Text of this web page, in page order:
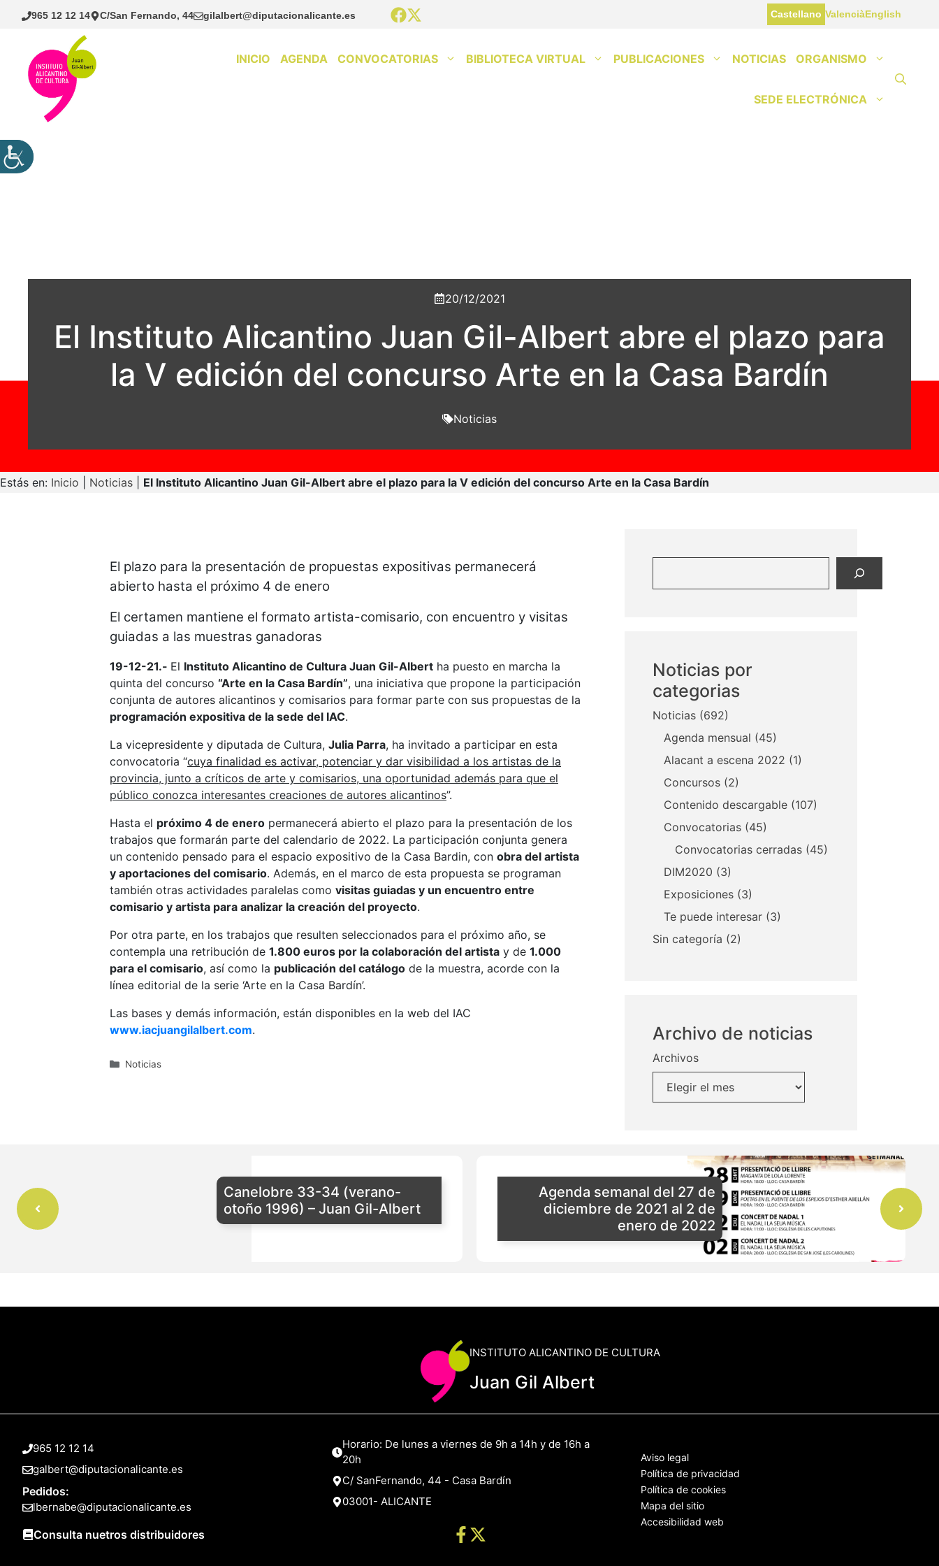
Saltar
965 12 12 14 C/San Fernando, 44 gilalbert@diputacionalicante.es Castellano ValenciàEnglish
INICIO AGENDA CONVOCATORIAS BIBLIOTECA VIRTUAL PUBLICACIONES NOTICIAS ORGANISMO
SEDE ELECTRÓNICA
20/12/2021
El Instituto Alicantino Juan Gil-Albert abre el plazo para
la V edición del concurso Arte en la Casa Bardín
Noticias
Estás en: Inicio Noticias El Instituto Alicantino Juan Gil-Albert abre el plazo para la V edición del concurso Arte en la Casa Bardín
El plazo para la presentación de propuestas expositivas permanecerá
abierto hasta el próximo 4 de enero
El certamen mantiene el formato artista-comisario, con encuentro y visitas
guiadas a las muestras ganadoras
19-12-21.- El Instituto Alicantino de Cultura Juan Gil-Albert ha puesto en marcha la
quinta del concurso “Arte en la Casa Bardín”, una iniciativa que propone la participación
conjunta de autores alicantinos y comisarios para formar parte con sus propuestas de la
programación expositiva de la sede del IAC.
La vicepresidente y diputada de Cultura, Julia Parra, ha invitado a participar en esta
convocatoria “cuya finalidad es activar, potenciar y dar visibilidad a los artistas de la
provincia, junto a críticos de arte y comisarios, una oportunidad además para que el
público conozca interesantes creaciones de autores alicantinos”.
Hasta el próximo 4 de enero permanecerá abierto el plazo para la presentación de los
trabajos que formarán parte del calendario de 2022. La participación conjunta genera
un contenido pensado para el espacio expositivo de la Casa Bardin, con obra del artista
y aportaciones del comisario. Además, en el marco de esta propuesta se programan
también otras actividades paralelas como visitas guiadas y un encuentro entre
comisario y artista para analizar la creación del proyecto.
Por otra parte, en los trabajos que resulten seleccionados para el próximo año, se
contempla una retribución de 1.800 euros por la colaboración del artista y de 1.000
para el comisario, así como la publicación del catálogo de la muestra, acorde con la
línea editorial de la serie ‘Arte en la Casa Bardín’.
Las bases y demás información, están disponibles en la web del IAC
www.iacjuangilalbert.com.
Categorías
Noticias
Noticias por
categorias
Noticias (692)
Agenda mensual (45)
Alacant a escena 2022 (1)
Concursos (2)
Contenido descargable (107)
Convocatorias (45)
Convocatorias cerradas (45)
DIM2020 (3)
Exposiciones (3)
Te puede interesar (3)
Sin categoría (2)
Archivo de noticias
Archivos
Canelobre 33-34 (verano-
otoño 1996) – Juan Gil-Albert
Agenda semanal del 27 de
diciembre de 2021 al 2 de
enero de 2022
INSTITUTO ALICANTINO DE CULTURA
Juan Gil Albert
965 12 12 14
galbert@diputacionalicante.es
Pedidos:
lbernabe@diputacionalicante.es
Consulta nuetros distribuidores
Horario: De lunes a viernes de 9h a 14h y de 16h a
20h
C/ SanFernando, 44 - Casa Bardín
03001- ALICANTE
Aviso legal
Política de privacidad
Política de cookies
Mapa del sitio
Accesibilidad web